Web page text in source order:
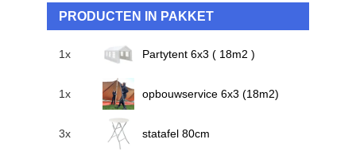
PRODUCTEN IN PAKKET
1x Partytent 6x3 ( 18m2 )
1x opbouwservice 6x3 (18m2)
3x statafel 80cm